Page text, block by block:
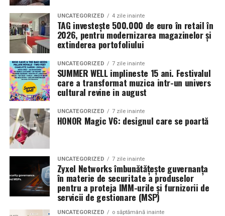
din experiența pe care îți vei aminti cu plăcere.
Laparoscopia pentru endometrioza de stadiu III-IV
și infertilitateLa femeile cu endometrioză avansată și
infertilitate, laparoscopia cu restaurarea anatomiei
pelvine (adezioliză, chistectomie, îndepărtarea
leziunilor profunde) îmbunătățește fertilitatea prin:
Restabilirea anatomiei normale
Reducerea inflamației pelvine
Îmbunătățirea accesului la foliculi pentru puncție
ovariană (dacă se merge pe FIV)
Endometrioamele și FIV — o decizie dificilă
este una dintre cele mai complexe decizii în medicina
reproductivă: la o femeie cu endometriom ovarian care
urmează FIV, operezi sau nu înainte?
Argumente pentru chistectomie preoperatorie:
Centrala fotovoltaică mobilălivrată de UZINEX rezolvă
simultan ambele probleme: este integrată într-un container
transportabil, nu necesită autorizație de construcție și se redislocă
împreună cu echipa client la fiecare nou șantier.
Configurația livrată către beneficiar
Modelul livrat reprezintă varianta compactă din gama UZINEX
decentrale fotovoltaice mobile, dimensionată pentru
alimentarea unui echipament electric de subtraversări orizontale
și a sculelor auxiliare de șantier.
Specificații tehnice principale:
Panouri fotovoltaice instalate:
UNCATEGORIZED 4 zile inainte
TAG investește 500.000 de euro în retail în
2026, pentru modernizarea magazinelor și
extinderea portofoliului
UNCATEGORIZED 7 zile inainte
SUMMER WELL implineste 15 ani. Festivalul
care a transformat muzica intr-un univers
cultural revine in august
UNCATEGORIZED 7 zile inainte
HONOR Magic V6: designul care se poartă
UNCATEGORIZED 7 zile inainte
Zyxel Networks îmbunătățește guvernanța
în materie de securitate a produselor
pentru a proteja IMM-urile și furnizorii de
servicii de gestionare (MSP)
UNCATEGORIZED o săptămână inainte